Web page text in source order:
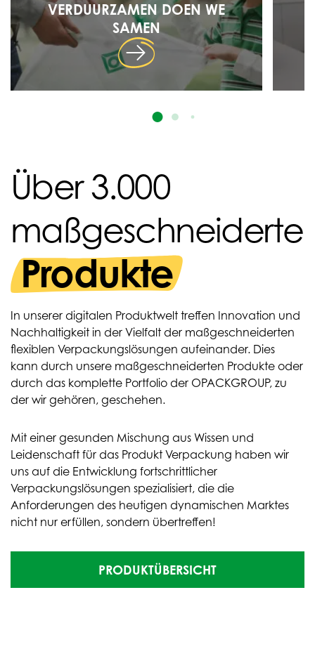
VERDUURZAMEN DOEN WE
SAMEN
Über 3.000
maßgeschneiderte
Produkte
In unserer digitalen Produktwelt treffen Innovation und
Nachhaltigkeit in der Vielfalt der maßgeschneiderten
flexiblen Verpackungslösungen aufeinander. Dies
kann durch unsere maßgeschneiderten Produkte oder
durch das komplette Portfolio der OPACKGROUP, zu
der wir gehören, geschehen.
Mit einer gesunden Mischung aus Wissen und
Leidenschaft für das Produkt Verpackung haben wir
uns auf die Entwicklung fortschrittlicher
Verpackungslösungen spezialisiert, die die
Anforderungen des heutigen dynamischen Marktes
nicht nur erfüllen, sondern übertreffen!
PRODUKTÜBERSICHT